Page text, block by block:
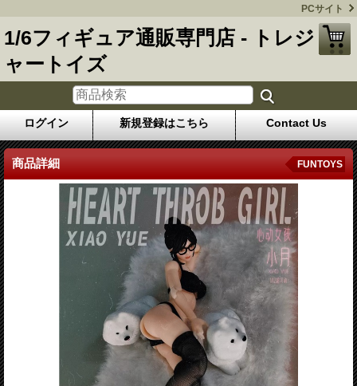
PCサイト
1/6フィギュア通販専門店 - トレジ
ャートイズ
ログイン 新規登録はこちら Contact Us
商品詳細 FUNTOYS